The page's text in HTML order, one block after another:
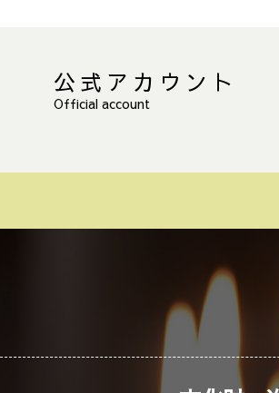
公式アカウント
Official account